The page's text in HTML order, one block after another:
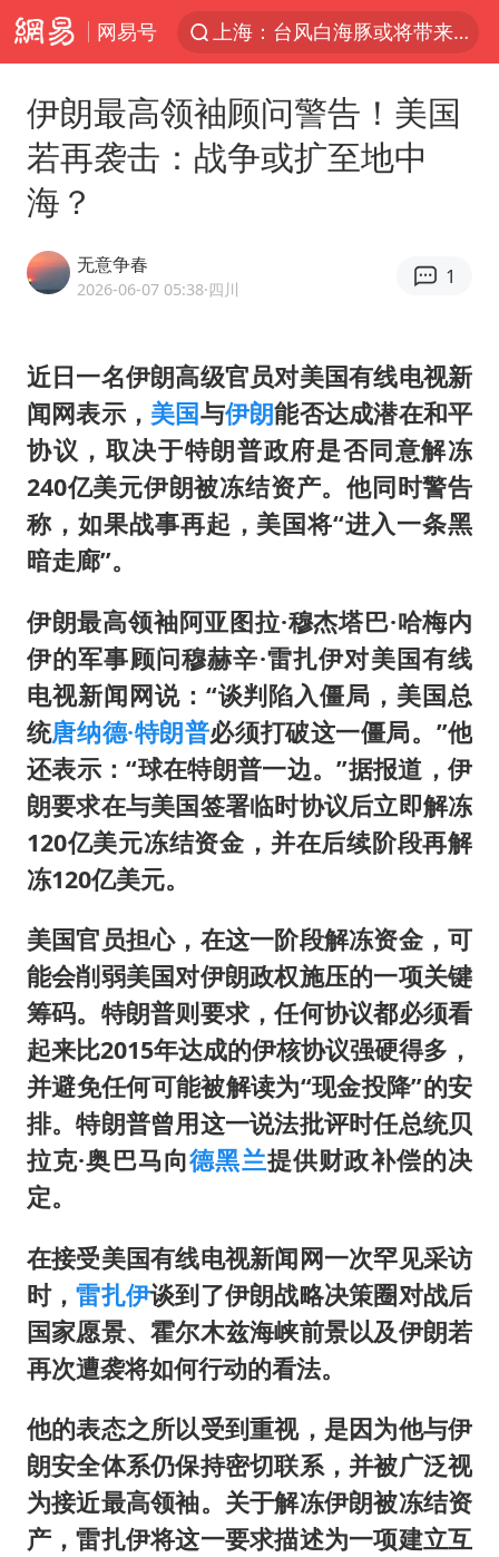
网易号
上海：台风白海豚或将带来龙卷风
四川宜宾高县4.9级地震致1死
日本试射“战斧”导弹，国防部回应
U17国足点球大战淘汰河床晋级决赛
中国女篮70-67险胜尼日利亚女篮
百花奖开幕式
广东雷州通报特教老师招聘违规事件
夯实基础开新局
伊朗最高领袖顾问警告！美国
若再袭击：战争或扩至地中
海？
无意争春
2026-06-07 05:38·四川
1
近日一名伊朗高级官员对美国有线电视新
闻网表示， 美国与伊朗能否达成潜在和平
协议，取决于特朗普政府是否同意解冻
240亿美元伊朗被冻结资产。他同时警告
称，如果战事再起，美国将“进入一条黑
暗走廊”。
伊朗最高领袖阿亚图拉·穆杰塔巴·哈梅内
伊的军事顾问穆赫辛·雷扎伊对美国有线
电视新闻网说：“谈判陷入僵局，美国总
统唐纳德·特朗普必须打破这一僵局。”他
还表示：“球在特朗普一边。”据报道，伊
朗要求在与美国签署临时协议后立即解冻
120亿美元冻结资金，并在后续阶段再解
冻120亿美元。
美国官员担心，在这一阶段解冻资金，可
能会削弱美国对伊朗政权施压的一项关键
筹码。特朗普则要求，任何协议都必须看
起来比2015年达成的伊核协议强硬得多，
并避免任何可能被解读为“现金投降”的安
排。特朗普曾用这一说法批评时任总统贝
拉克·奥巴马向德黑兰提供财政补偿的决
定。
在接受美国有线电视新闻网一次罕见采访
时，雷扎伊谈到了伊朗战略决策圈对战后
国家愿景、霍尔木兹海峡前景以及伊朗若
再次遭袭将如何行动的看法。
他的表态之所以受到重视，是因为他与伊
朗安全体系仍保持密切联系，并被广泛视
为接近最高领袖。关于解冻伊朗被冻结资
产，雷扎伊将这一要求描述为一项建立互